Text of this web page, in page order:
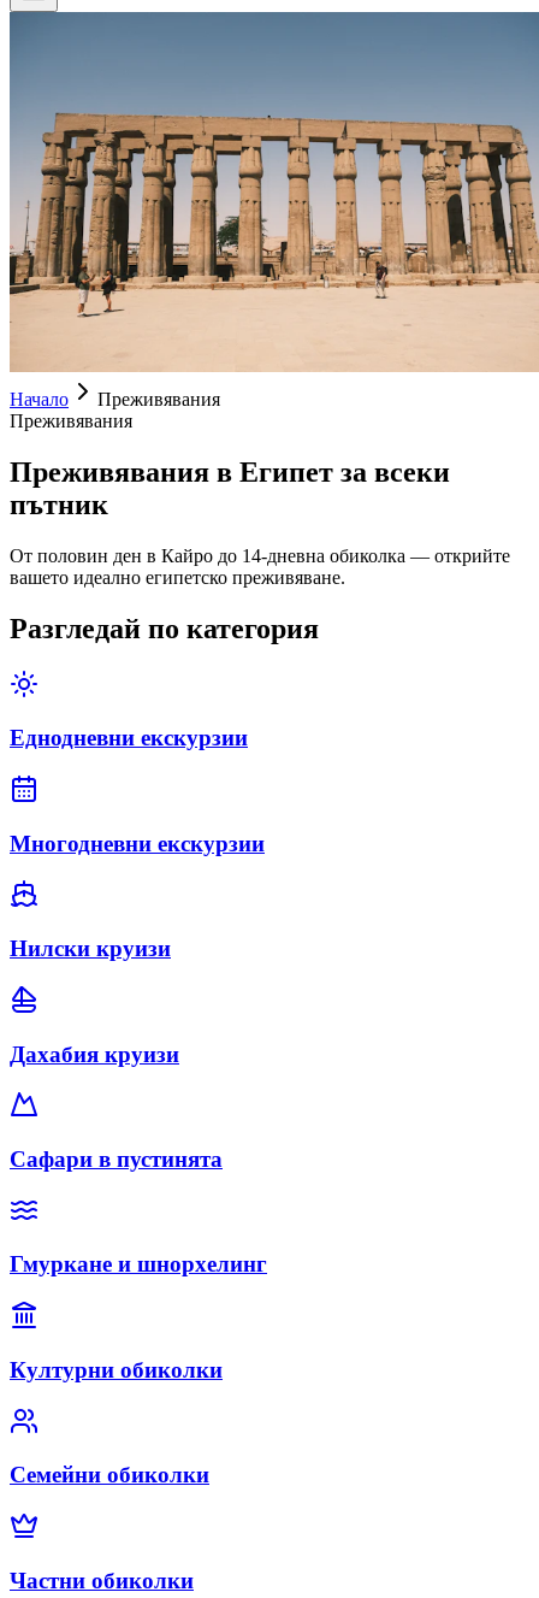
Начало
Преживявания
Преживявания
Преживявания в Египет за всеки
пътник
От половин ден в Кайро до 14-дневна обиколка — открийте
вашето идеално египетско преживяване.
Разгледай по категория
Еднодневни екскурзии
Многодневни екскурзии
Нилски круизи
Дахабия круизи
Сафари в пустинята
Гмуркане и шнорхелинг
Културни обиколки
Семейни обиколки
Частни обиколки